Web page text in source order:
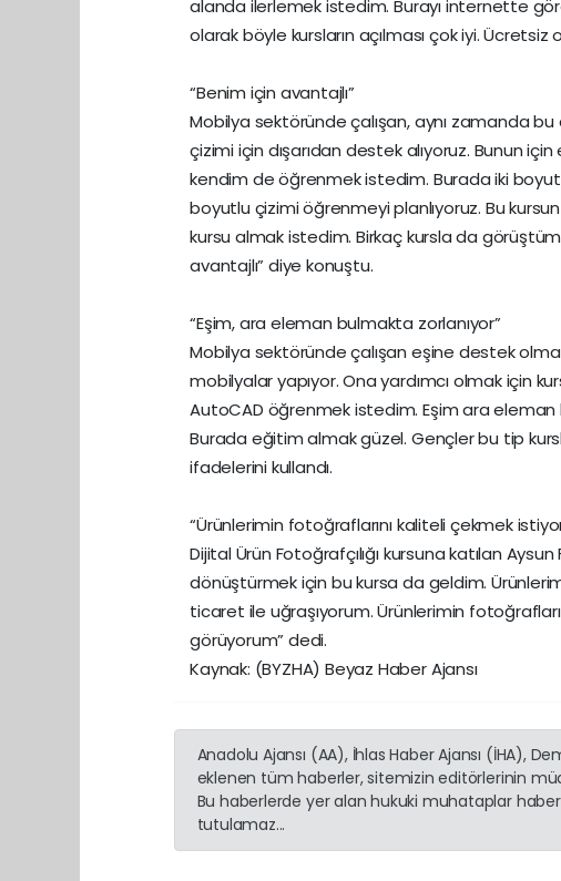
alanda ilerlemek istedim. Burayı internette
olarak böyle kursların açılması çok iyi. Ücretsiz
“Benim için avantajlı”
Mobilya sektöründe çalışan, aynı zamanda
çizimi için dışarıdan destek alıyoruz. Bunun
kendim de öğrenmek istedim. Burada iki
boyutlu çizimi öğrenmeyi planlıyoruz. Bu
kursu almak istedim. Birkaç kursla da görüştüm
avantajlı” diye konuştu.
“Eşim, ara eleman bulmakta zorlanıyor”
Mobilya sektöründe çalışan eşine destek
mobilyalar yapıyor. Ona yardımcı olmak için
AutoCAD öğrenmek istedim. Eşim ara
Burada eğitim almak güzel. Gençler bu tip
ifadelerini kullandı.
“Ürünlerimin fotoğraflarını kaliteli çekmek
Dijital Ürün Fotoğrafçılığı kursuna katılan
dönüştürmek için bu kursa da geldim.
ticaret ile uğraşıyorum. Ürünlerimin
görüyorum” dedi.
Kaynak: (BYZHA) Beyaz Haber Ajansı
Anadolu Ajansı (AA), İhlas Haber Ajansı (İHA),
eklenen tüm haberler, sitemizin editörlerinin
Bu haberlerde yer alan hukuki muhataplar
tutulamaz...